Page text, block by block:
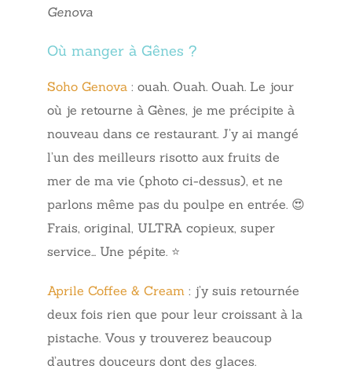
Genova
Où manger à Gênes ?
Soho Genova : ouah. Ouah. Ouah. Le jour
où je retourne à Gènes, je me précipite à
nouveau dans ce restaurant. J’y ai mangé
l’un des meilleurs risotto aux fruits de
mer de ma vie (photo ci-dessus), et ne
parlons même pas du poulpe en entrée. 😍
Frais, original, ULTRA copieux, super
service… Une pépite. ⭐
Aprile Coffee & Cream : j’y suis retournée
deux fois rien que pour leur croissant à la
pistache. Vous y trouverez beaucoup
d’autres douceurs dont des glaces.